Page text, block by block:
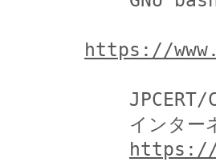
https://
https://